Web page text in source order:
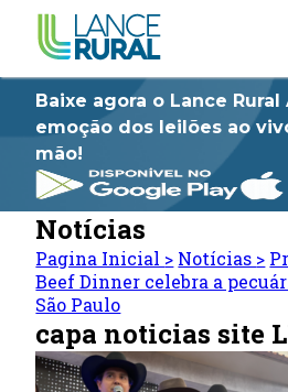
Baixe agora o Lance Rural
emoção dos leilões ao
mão!
Notícias
Pagina Inicial > Notícias >
Beef Dinner celebra a
São Paulo
capa noticias site